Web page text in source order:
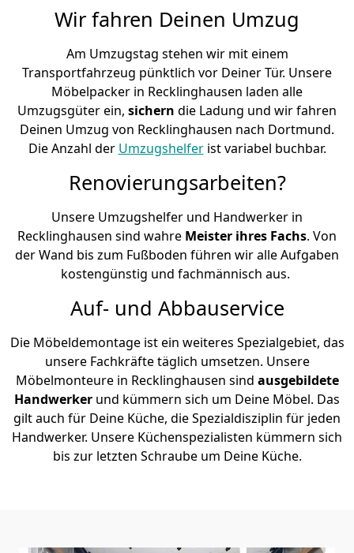
Wir fahren Deinen Umzug
Am Umzugstag stehen wir mit einem
Transportfahrzeug pünktlich vor Deiner Tür. Unsere
Möbelpacker in Recklinghausen laden alle
Umzugsgüter ein, sichern die Ladung und wir fahren
Deinen Umzug von Recklinghausen nach Dortmund.
Die Anzahl der Umzugshelferist variabel buchbar.
Renovierungsarbeiten?
Unsere Umzugshelfer und Handwerker in
Recklinghausen sind wahre Meister ihres Fachs. Von
der Wand bis zum Fußboden führen wir alle Aufgaben
kostengünstig und fachmännisch aus.
Auf- und Abbauservice
Die Möbeldemontage ist ein weiteres Spezialgebiet, das
unsere Fachkräfte täglich umsetzen. Unsere
Möbelmonteure in Recklinghausen sind ausgebildete
Handwerker und kümmern sich um Deine Möbel. Das
gilt auch für Deine Küche, die Spezialdisziplin für jeden
Handwerker. Unsere Küchenspezialisten kümmern sich
bis zur letzten Schraube um Deine Küche.